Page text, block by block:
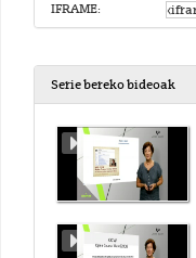
IFRAME:
Serie bereko bideoak